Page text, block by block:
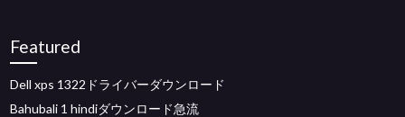
Featured
Dell xps 1322ドライバーダウンロード
Bahubali 1 hindiダウンロード急流